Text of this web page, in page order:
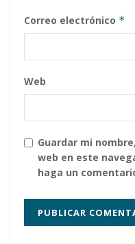
Correo electrónico *
Web
Guardar mi
web en este
haga un